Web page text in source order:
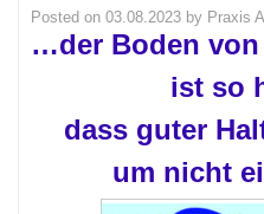
Posted on 03.08.2023 by Praxis
…der Boden
ist so
dass guter
um nicht